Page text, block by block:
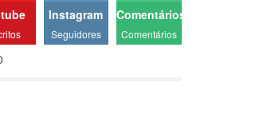
Instagram
Seguidores
Comentários
Comentários